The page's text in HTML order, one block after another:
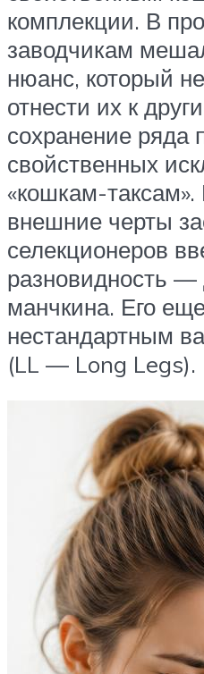
комплекции. В
заводчикам
нюанс, который
отнести их к
сохранение ряда
свойственных
«кошкам-
внешние черты
селекционеров
разновидность —
манчкина. Его
нестандартным
(LL — Long Legs).